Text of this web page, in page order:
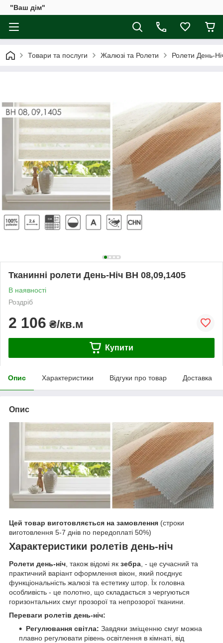
"Ваш дім"
Товари та послуги Жалюзі та Ролети Ролети День-
Тканинні ролети День-Ніч BH 08,09,1405
В наявності
Роздріб
2 106 ₴/кв.м
Купити
Опис Характеристики Відгуки про товар Доставка
Опис
Цей товар виготовляється на замовлення (строки
виготовлення 5-7 днів по передоплаті 50%)
Характеристики ролетів день-ніч
Ролети день-ніч, також відомі як зебра, - це сучасний та
практичний варіант оформлення вікон, який поєднує
функціональність жалюзі та естетику штор. Їх головна
особливість - це полотно, що складається з чергуються
горизонтальних смуг прозорої та непрозорої тканини.
Переваги ролетів день-ніч:
Регулювання світла: Завдяки зміщенню смуг можна
плавно регулювати рівень освітлення в кімнаті, від